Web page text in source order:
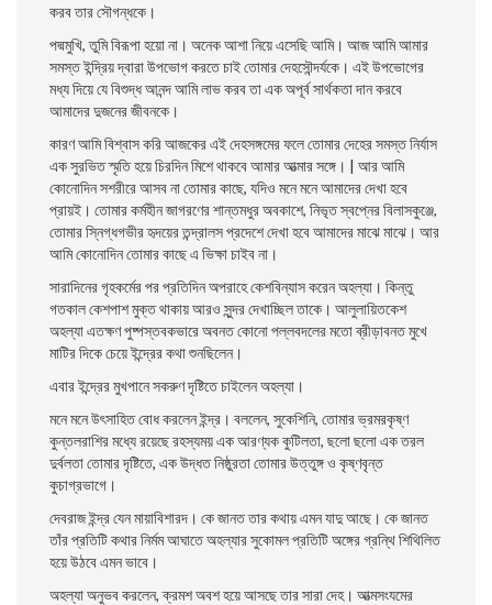
করব তার সৌগন্ধকে।
পদ্মমুখি, তুমি বিরূপা হয়াে না। অনেক আশা নিয়ে এসেছি আমি। আজ আমি আমার
সমস্ত ইন্দ্রিয় দ্বারা উপভােগ করতে চাই তােমার দেহসৌন্দর্যকে। এই উপভােগের
মধ্য দিয়ে যে বিশুদ্ধ আনন্দ আমি লাভ করব তা এক অপূর্ব সার্থকতা দান করবে
আমাদের দুজনের জীবনকে।
কারণ আমি বিশ্বাস করি আজকের এই দেহসঙ্গমের ফলে তােমার দেহের সমস্ত নির্যাস
এক সুরভিত স্মৃতি হয়ে চিরদিন মিশে থাকবে আমার আত্মার সঙ্গে। | আর আমি
কোনােদিন সশরীরে আসব না তােমার কাছে, যদিও মনে মনে আমাদের দেখা হবে
প্রায়ই। তােমার কর্মহীন জাগরণের শান্তমধুর অবকাশে, নিভৃত স্বপ্নের বিলাসকুঞ্জে,
তােমার স্নিগ্ধগভীর হৃদয়ের তন্দ্রালস প্রদেশে দেখা হবে আমাদের মাঝে মাঝে। আর
আমি কোনােদিন তােমার কাছে এ ভিক্ষা চাইব না।
সারাদিনের গৃহকর্মের পর প্রতিদিন অপরাহে কেশবিন্যাস করেন অহল্যা। কিন্তু
গতকাল কেশপাশ মুক্ত থাকায় আরও সুন্দর দেখাচ্ছিল তাকে। আলুলায়িতকেশ
অহল্যা এতক্ষণ পুষ্পস্তবকভারে অবনত কোনাে পল্লবদলের মতাে ব্রীড়াবনত মুখে
মাটির দিকে চেয়ে ইন্দ্রের কথা শুনছিলেন।
এবার ইন্দ্রের মুখপানে সকরুণ দৃষ্টিতে চাইলেন অহল্যা।
মনে মনে উৎসাহিত বােধ করলেন ইন্দ্র। বললেন, সুকেশিনি, তােমার ভ্রমরকৃষ্ণ
কুন্তলরাশির মধ্যে রয়েছে রহস্যময় এক আরণ্যক কুটিলতা, ছলাে ছলাে এক তরল
দুর্বলতা তােমার দৃষ্টিতে, এক উদ্ধত নিষ্ঠুরতা তােমার উত্তুঙ্গ ও কৃষ্ণবৃন্ত
কুচাগ্রভাগে।
দেবরাজ ইন্দ্র যেন মায়াবিশারদ। কে জানত তার কথায় এমন যাদু আছে। কে জানত
তাঁর প্রতিটি কথার নির্মম আঘাতে অহল্যার সুকোমল প্রতিটি অঙ্গের গ্রন্থি শিথিলিত
হয়ে উঠবে এমন ভাবে।
অহল্যা অনুভব করলেন, ক্রমশ অবশ হয়ে আসছে তার সারা দেহ। আত্মসংযমের